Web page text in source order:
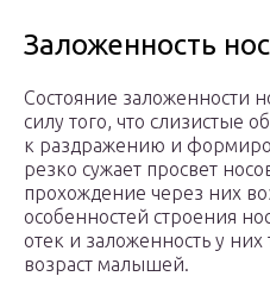
Заложенность
Состояние заложенности
силу того, что слизистые
к раздражению и
резко сужает просвет
прохождение через них
особенностей строения
отек и заложенность у
возраст малышей.